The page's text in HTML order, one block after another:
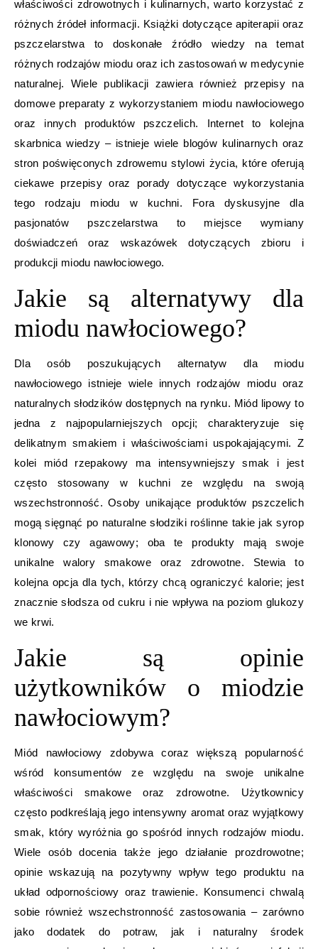
właściwości zdrowotnych i kulinarnych, warto korzystać z
różnych źródeł informacji. Książki dotyczące apiterapii oraz
pszczelarstwa to doskonałe źródło wiedzy na temat
różnych rodzajów miodu oraz ich zastosowań w medycynie
naturalnej. Wiele publikacji zawiera również przepisy na
domowe preparaty z wykorzystaniem miodu nawłociowego
oraz innych produktów pszczelich. Internet to kolejna
skarbnica wiedzy – istnieje wiele blogów kulinarnych oraz
stron poświęconych zdrowemu stylowi życia, które oferują
ciekawe przepisy oraz porady dotyczące wykorzystania
tego rodzaju miodu w kuchni. Fora dyskusyjne dla
pasjonatów pszczelarstwa to miejsce wymiany
doświadczeń oraz wskazówek dotyczących zbioru i
produkcji miodu nawłociowego.
Jakie są alternatywy dla
miodu nawłociowego?
Dla osób poszukujących alternatyw dla miodu
nawłociowego istnieje wiele innych rodzajów miodu oraz
naturalnych słodzików dostępnych na rynku. Miód lipowy to
jedna z najpopularniejszych opcji; charakteryzuje się
delikatnym smakiem i właściwościami uspokajającymi. Z
kolei miód rzepakowy ma intensywniejszy smak i jest
często stosowany w kuchni ze względu na swoją
wszechstronność. Osoby unikające produktów pszczelich
mogą sięgnąć po naturalne słodziki roślinne takie jak syrop
klonowy czy agawowy; oba te produkty mają swoje
unikalne walory smakowe oraz zdrowotne. Stewia to
kolejna opcja dla tych, którzy chcą ograniczyć kalorie; jest
znacznie słodsza od cukru i nie wpływa na poziom glukozy
we krwi.
Jakie są opinie
użytkowników o miodzie
nawłociowym?
Miód nawłociowy zdobywa coraz większą popularność
wśród konsumentów ze względu na swoje unikalne
właściwości smakowe oraz zdrowotne. Użytkownicy
często podkreślają jego intensywny aromat oraz wyjątkowy
smak, który wyróżnia go spośród innych rodzajów miodu.
Wiele osób docenia także jego działanie prozdrowotne;
opinie wskazują na pozytywny wpływ tego produktu na
układ odpornościowy oraz trawienie. Konsumenci chwalą
sobie również wszechstronność zastosowania – zarówno
jako dodatek do potraw, jak i naturalny środek